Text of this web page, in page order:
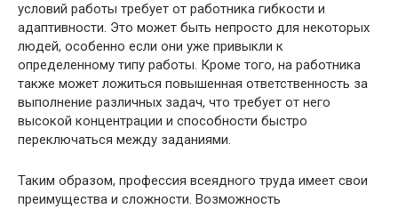
условий работы требует от работника гибкости и
адаптивности. Это может быть непросто для некоторых
людей, особенно если они уже привыкли к
определенному типу работы. Кроме того, на работника
также может ложиться повышенная ответственность за
выполнение различных задач, что требует от него
высокой концентрации и способности быстро
переключаться между заданиями.
Таким образом, профессия всеядного труда имеет свои
преимущества и сложности. Возможность